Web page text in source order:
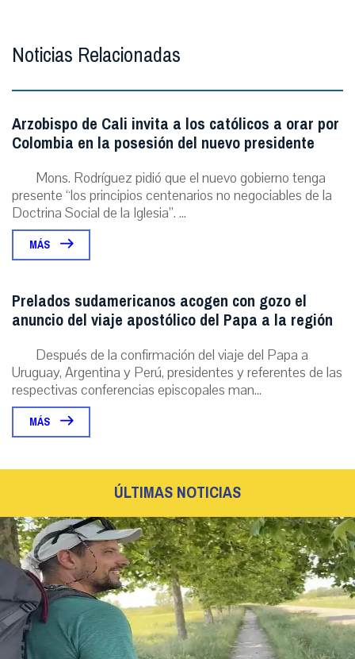
Noticias Relacionadas
Arzobispo de Cali invita a los católicos a orar por
Colombia en la posesión del nuevo presidente
Mons. Rodríguez pidió que el nuevo gobierno tenga
presente “los principios centenarios no negociables de la
Doctrina Social de la Iglesia”. ...
MÁS
Prelados sudamericanos acogen con gozo el
anuncio del viaje apostólico del Papa a la región
Después de la confirmación del viaje del Papa a
Uruguay, Argentina y Perú, presidentes y referentes de las
respectivas conferencias episcopales man...
MÁS
ÚLTIMAS NOTICIAS